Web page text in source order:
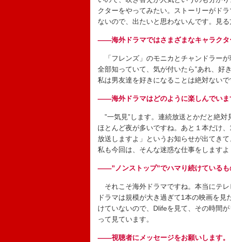
クターをやってみたい。ストーリーがド
ないので、出たいと思わないんです。見る
――海外ドラマではさまざまなキャラクタ
「フレンズ」のモニカとチャンドラー
全部知っていて、気が付いたら”あれ、好
私は男友達を好きになることは絶対ない
――海外ドラマはどのように楽しんでいま
”一気見”します。連続放送とかだと絶
ほとんど夜が多いですね。あと１本だけ
放送しますよ」というお知らせが出てき
私も今回は、そんな迷惑な仕事をしますよ
――”ノンストップ”でハマり続けているも
それこそ海外ドラマですね。本当にテ
ドラマは規模が大き過ぎて1本の映画を
けていないので、Dlifeを見て、その時間
って見ています。
――視聴者にメッセージをお願いします。